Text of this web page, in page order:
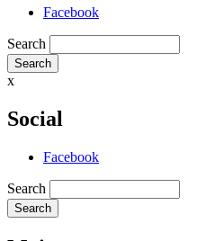
Facebook
Search
x
Social
Facebook
Search